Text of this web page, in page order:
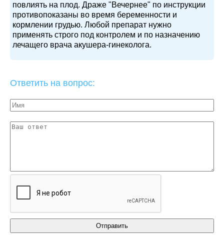
повлиять на плод. Драже "Вечернее" по инструкции
противопоказаны во время беременности и
кормлении грудью. Любой препарат нужно
применять строго под контролем и по назначению
лечащего врача акушера-гинеколога.
Ответить на вопрос: